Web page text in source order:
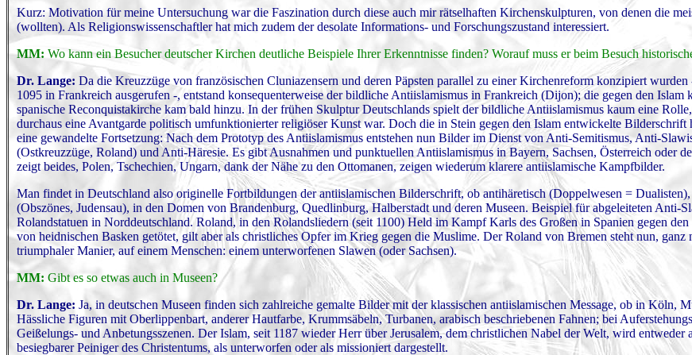
Kurz: Motivation für meine Untersuchung war die Faszination durch diese auch mir rätselhaften Kirchenskulpturen, von denen die
(wollten). Als Religionswissenschaftler hat mich zudem der desolate Informations- und Forschungszustand interessiert.
MM: Wo kann ein Besucher deutscher Kirchen deutliche Beispiele Ihrer Erkenntnisse finden? Worauf muss er beim Besuch
Dr. Lange: Da die Kreuzzüge von französischen Cluniazensern und deren Päpsten parallel zu einer Kirchenreform konzipiert wurden
1095 in Frankreich ausgerufen -, entstand konsequenterweise der bildliche Antiislamismus in Frankreich (Dijon); die gegen den Islam
spanische Reconquistakirche kam bald hinzu. In der frühen Skulptur Deutschlands spielt der bildliche Antiislamismus kaum eine
durchaus eine Avantgarde politisch umfunktionierter religiöser Kunst war. Doch die in Stein gegen den Islam entwickelte Bilderschrift
eine gewandelte Fortsetzung: Nach dem Prototyp des Antiislamismus entstehen nun Bilder im Dienst von Anti-Semitismus, Anti-
(Ostkreuzzüge, Roland) und Anti-Häresie. Es gibt Ausnahmen und punktuellen Antiislamismus in Bayern, Sachsen, Österreich oder
zeigt beides, Polen, Tschechien, Ungarn, dank der Nähe zu den Ottomanen, zeigen wiederum klarere antiislamische Kampfbilder.
Man findet in Deutschland also originelle Fortbildungen der antiislamischen Bilderschrift, ob antihäretisch (Doppelwesen = Dualisten),
(Obszönes, Judensau), in den Domen von Brandenburg, Quedlinburg, Halberstadt und deren Museen. Beispiel für abgeleiteten Anti-
Rolandstatuen in Norddeutschland. Roland, in den Rolandsliedern (seit 1100) Held im Kampf Karls des Großen in Spanien gegen
von heidnischen Basken getötet, gilt aber als christliches Opfer im Krieg gegen die Muslime. Der Roland von Bremen steht nun, ganz
triumphaler Manier, auf einem Menschen: einem unterworfenen Slawen (oder Sachsen).
MM: Gibt es so etwas auch in Museen?
Dr. Lange: Ja, in deutschen Museen finden sich zahlreiche gemalte Bilder mit der klassischen antiislamischen Message, ob in Köln,
Hässliche Figuren mit Oberlippenbart, anderer Hautfarbe, Krummsäbeln, Turbanen, arabisch beschriebenen Fahnen; bei
Geißelungs- und Anbetungsszenen. Der Islam, seit 1187 wieder Herr über Jerusalem, dem christlichen Nabel der Welt, wird entweder
besiegbarer Peiniger des Christentums, als unterworfen oder als missioniert dargestellt.